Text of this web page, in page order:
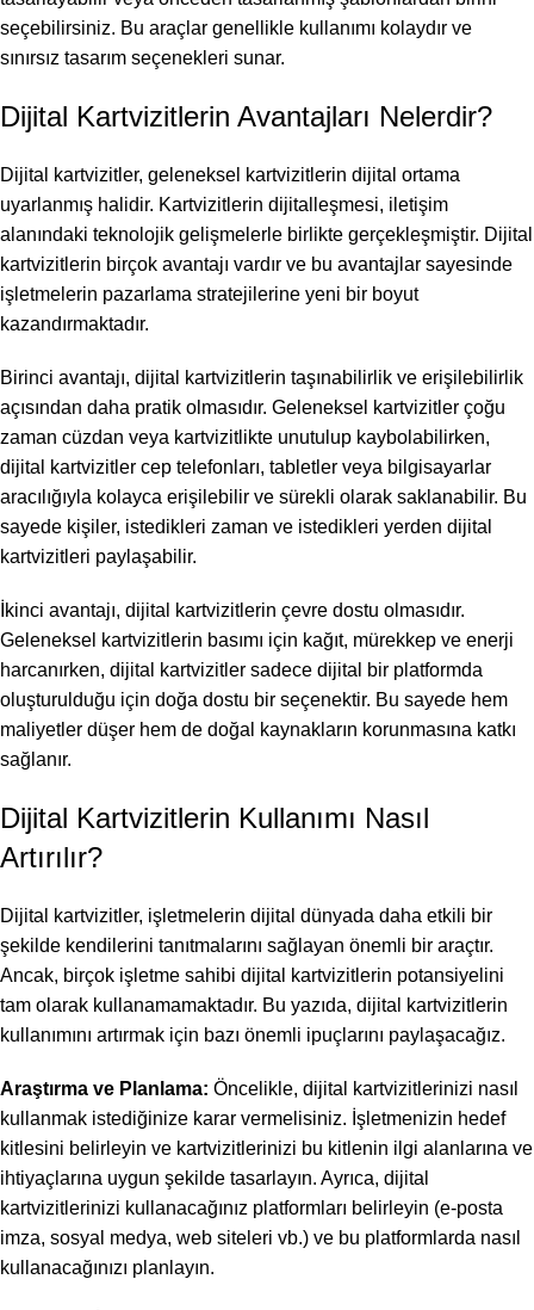
seçebilirsiniz. Bu araçlar genellikle kullanımı kolaydır ve
sınırsız tasarım seçenekleri sunar.
Dijital Kartvizitlerin Avantajları Nelerdir?
Dijital kartvizitler, geleneksel kartvizitlerin dijital ortama
uyarlanmış halidir. Kartvizitlerin dijitalleşmesi, iletişim
alanındaki teknolojik gelişmelerle birlikte gerçekleşmiştir. Dijital
kartvizitlerin birçok avantajı vardır ve bu avantajlar sayesinde
işletmelerin pazarlama stratejilerine yeni bir boyut
kazandırmaktadır.
Birinci avantajı, dijital kartvizitlerin taşınabilirlik ve erişilebilirlik
açısından daha pratik olmasıdır. Geleneksel kartvizitler çoğu
zaman cüzdan veya kartvizitlikte unutulup kaybolabilirken,
dijital kartvizitler cep telefonları, tabletler veya bilgisayarlar
aracılığıyla kolayca erişilebilir ve sürekli olarak saklanabilir. Bu
sayede kişiler, istedikleri zaman ve istedikleri yerden dijital
kartvizitleri paylaşabilir.
İkinci avantajı, dijital kartvizitlerin çevre dostu olmasıdır.
Geleneksel kartvizitlerin basımı için kağıt, mürekkep ve enerji
harcanırken, dijital kartvizitler sadece dijital bir platformda
oluşturulduğu için doğa dostu bir seçenektir. Bu sayede hem
maliyetler düşer hem de doğal kaynakların korunmasına katkı
sağlanır.
Dijital Kartvizitlerin Kullanımı Nasıl
Artırılır?
Dijital kartvizitler, işletmelerin dijital dünyada daha etkili bir
şekilde kendilerini tanıtmalarını sağlayan önemli bir araçtır.
Ancak, birçok işletme sahibi dijital kartvizitlerin potansiyelini
tam olarak kullanamamaktadır. Bu yazıda, dijital kartvizitlerin
kullanımını artırmak için bazı önemli ipuçlarını paylaşacağız.
Araştırma ve Planlama: Öncelikle, dijital kartvizitlerinizi nasıl
kullanmak istediğinize karar vermelisiniz. İşletmenizin hedef
kitlesini belirleyin ve kartvizitlerinizi bu kitlenin ilgi alanlarına ve
ihtiyaçlarına uygun şekilde tasarlayın. Ayrıca, dijital
kartvizitlerinizi kullanacağınız platformları belirleyin (e-posta
imza, sosyal medya, web siteleri vb.) ve bu platformlarda nasıl
kullanacağınızı planlayın.